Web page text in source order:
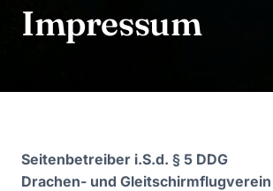
Impressum
Seitenbetreiber i.S.d. § 5 DDG
Drachen- und